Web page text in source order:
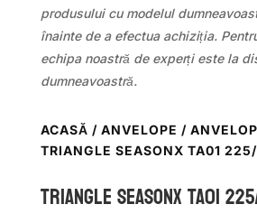
produsului cu modelul
înainte de a efectua achiziția.
echipa noastră de experți este la
dumneavoastră.
ACASĂ / ANVELOPE /
TRIANGLE SEASONX TA01
TRIANGLE SEASONX TA01